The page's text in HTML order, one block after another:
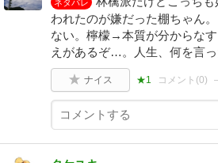
ネタバレ
われたのが嫌だった棚ちゃん
ない。檸檬→本質が分からな
えがあるぞ…。人生、何を言っ
ナイス ★1 コメント(0)